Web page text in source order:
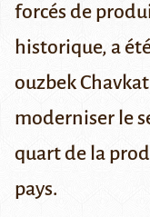
forcés de
historique, a
ouzbek
moderniser le
quart de la
pays.